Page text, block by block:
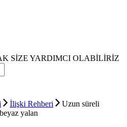
SİZE YARDIMCI OLABİLİRİZ
İlişki Rehberi
Uzun süreli
yalan